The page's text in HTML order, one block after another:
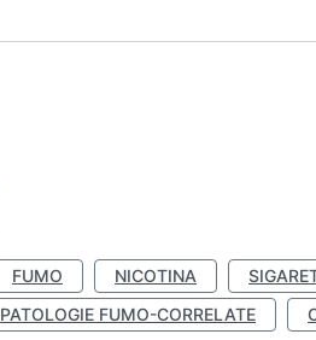
FUMO NICOTINA
PATOLOGIE FUMO-CORRELATE